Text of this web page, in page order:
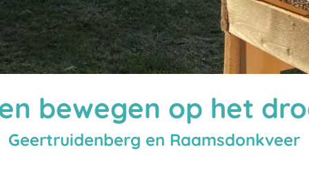
bewegen op het
Geertruidenberg en Raamsdonkveer